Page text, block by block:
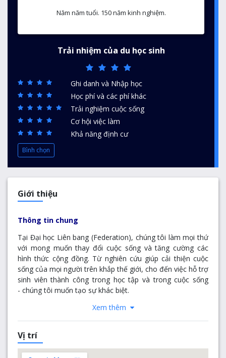
Năm năm tuổi. 150 năm kinh nghiệm.
Trải nhiệm của du học sinh
Ghi danh và Nhập học
Học phí và các phí khác
Trải nghiệm cuộc sống
Cơ hội việc làm
Khả năng định cư
Bình chọn
Giới thiệu
Thông tin chung
Tại Đại học Liên bang (Federation), chúng tôi làm mọi thứ
với mong muốn thay đổi cuộc sống và tăng cường các
hình thức cộng đồng. Từ nghiên cứu giúp cải thiện cuộc
sống của mọi người trên khắp thế giới, cho đến việc hỗ trợ
sinh viên thành công trong học tập và trong cuộc sống
- chúng tôi muốn tạo sự khác biệt.
Với các cơ sở ở Ballarat, Berwick, Brisbane, Gippsland và
Wimmera, chúng tôi đã trở thành Đại học Liên bang vào
năm 2014 - một thực thể mới tập hợp lại với gần 150 năm
lịch sử từ các tổ chức tiền nhiệm.
Xem thêm
Vị trí